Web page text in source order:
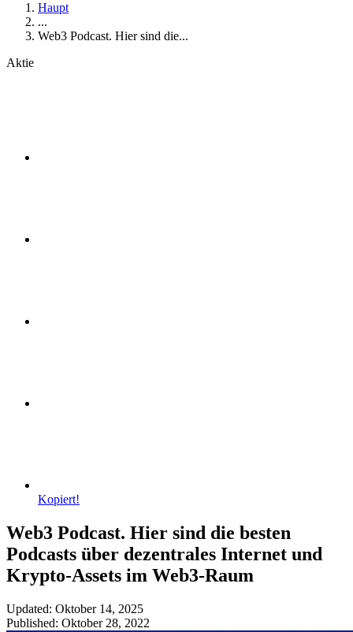
Haupt
...
Web3 Podcast. Hier sind die...
Aktie
Kopiert!
Web3 Podcast. Hier sind die besten
Podcasts über dezentrales Internet und
Krypto-Assets im Web3-Raum
Updated: Oktober 14, 2025
Published: Oktober 28, 2022